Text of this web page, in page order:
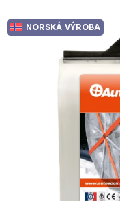
0,0
z
NORSKÁ VÝROBA